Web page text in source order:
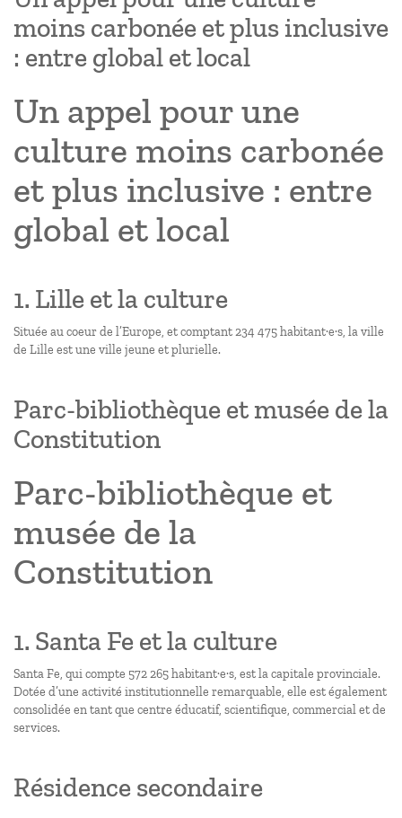
moins carbonée et plus inclusive
: entre global et local
Un appel pour une
culture moins carbonée
et plus inclusive : entre
global et local
1. Lille et la culture
Située au coeur de l’Europe, et comptant 234 475 habitant·e·s, la ville
de Lille est une ville jeune et plurielle.
Parc-bibliothèque et musée de la
Constitution
Parc-bibliothèque et
musée de la
Constitution
1. Santa Fe et la culture
Santa Fe, qui compte 572 265 habitant·e·s, est la capitale provinciale.
Dotée d’une activité institutionnelle remarquable, elle est également
consolidée en tant que centre éducatif, scientifique, commercial et de
services.
Résidence secondaire